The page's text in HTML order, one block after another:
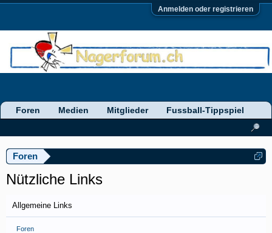
Anmelden oder registrieren
Foren
Nützliche Links
Allgemeine Links
Foren
Foren Medien Mitglieder Fussball-Tippspiel